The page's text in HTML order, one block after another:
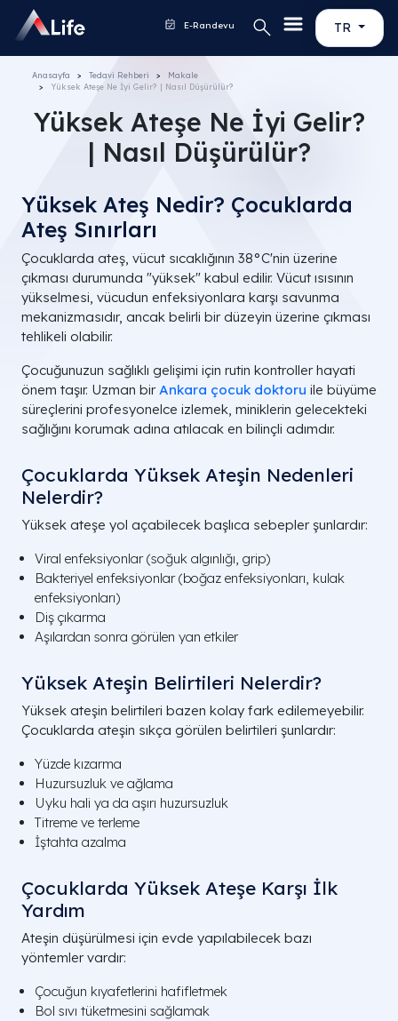
TR
E-Randevu
Anasayfa Tedavi Rehberi
Makale
Yüksek Ateşe Ne İyi Gelir? | Nasıl Düşürülür?
Yüksek Ateşe Ne İyi Gelir?
| Nasıl Düşürülür?
Yüksek Ateş Nedir? Çocuklarda
Ateş Sınırları
Çocuklarda ateş, vücut sıcaklığının 38°C'nin üzerine
çıkması durumunda "yüksek" kabul edilir. Vücut ısısının
yükselmesi, vücudun enfeksiyonlara karşı savunma
mekanizmasıdır, ancak belirli bir düzeyin üzerine çıkması
tehlikeli olabilir.
Çocuğunuzun sağlıklı gelişimi için rutin kontroller hayati
önem taşır. Uzman birAnkara çocuk doktoru ile büyüme
süreçlerini profesyonelce izlemek, miniklerin gelecekteki
sağlığını korumak adına atılacak en bilinçli adımdır.
Çocuklarda Yüksek Ateşin Nedenleri
Nelerdir?
Yüksek ateşe yol açabilecek başlıca sebepler şunlardır:
Viral enfeksiyonlar (soğuk algınlığı, grip)
Bakteriyel enfeksiyonlar (boğaz enfeksiyonları, kulak
enfeksiyonları)
Diş çıkarma
Aşılardan sonra görülen yan etkiler
Yüksek Ateşin Belirtileri Nelerdir?
Yüksek ateşin belirtileri bazen kolay fark edilemeyebilir.
Çocuklarda ateşin sıkça görülen belirtileri şunlardır:
Yüzde kızarma
Huzursuzluk ve ağlama
Uyku hali ya da aşırı huzursuzluk
Titreme ve terleme
İştahta azalma
Çocuklarda Yüksek Ateşe Karşı İlk
Yardım
Ateşin düşürülmesi için evde yapılabilecek bazı
yöntemler vardır:
Çocuğun kıyafetlerini hafifletmek
Bol sıvı tüketmesini sağlamak